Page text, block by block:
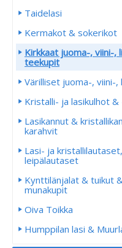
Taidelasi
Kermakot & sokerikot
Kirkkaat juoma-, viini-,
teekupit
Värilliset juoma-, viini-
Kristalli- ja lasikulhot
Lasikannut &
karahvit
Lasi- ja
leipälautaset
Kynttilänjalat & tuikut
munakupit
Oiva Toikka
Humppilan lasi &